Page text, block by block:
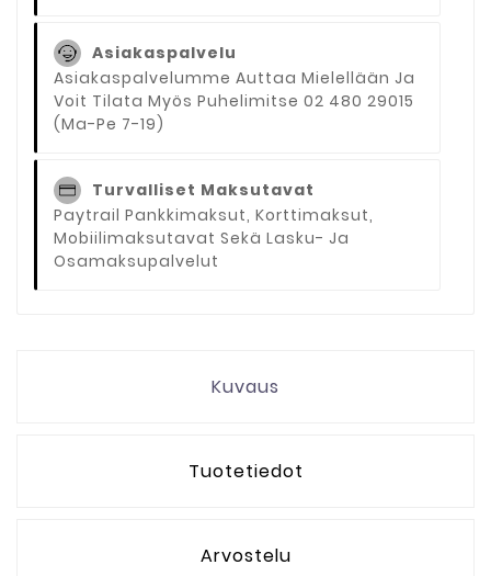
Asiakaspalvelu
Asiakaspalvelumme Auttaa Mielellään Ja
Voit Tilata Myös Puhelimitse 02 480 29015
(ma-Pe 7-19)
Turvalliset Maksutavat
Paytrail Pankkimaksut, Korttimaksut,
Mobiilimaksutavat Sekä Lasku- Ja
Osamaksupalvelut
Kuvaus
Tuotetiedot
Arvostelu